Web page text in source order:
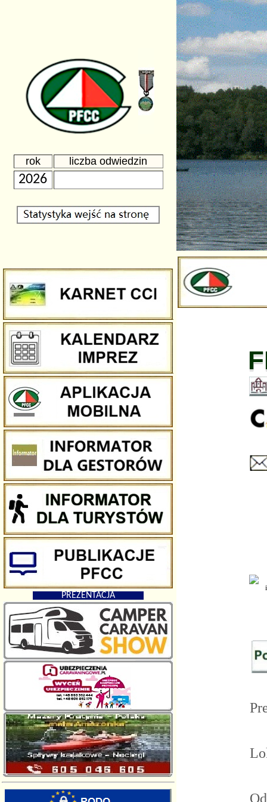
rok liczba odwiedzin
2026
PREZENTACJA